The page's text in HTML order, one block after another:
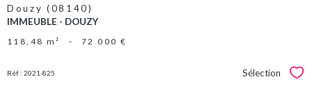
Douzy (08140)
IMMEUBLE - DOUZY
118,48 m² - 72 000 €
Réf : 2021-825 Sélection